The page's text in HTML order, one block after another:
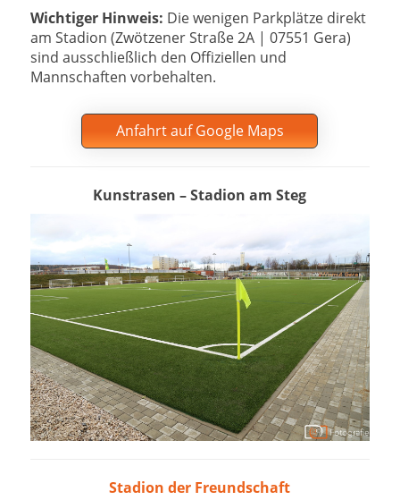
Wichtiger Hinweis: Die wenigen Parkplätze direkt
am Stadion (Zwötzener Straße 2A | 07551 Gera)
sind ausschließlich den Offiziellen und
Mannschaften vorbehalten.
Anfahrt auf Google Maps
Kunstrasen – Stadion am Steg
Stadion der Freundschaft